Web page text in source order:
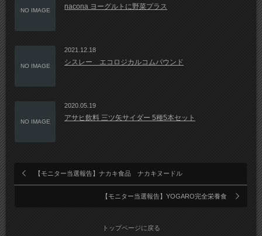
NO IMAGE nacona ヨーグルトに野菜プラス
NO IMAGE
2021.12.18
シスレー エコロジカルコムパウンド
NO IMAGE
2020.05.19
アサヒ飲料 三ツ矢サイダー 5種5本セット
【モニター当選報告】ナカキ食品 ナカキヌードル
【モニター当選報告】YOGARO完全栄養食
トップページに戻る